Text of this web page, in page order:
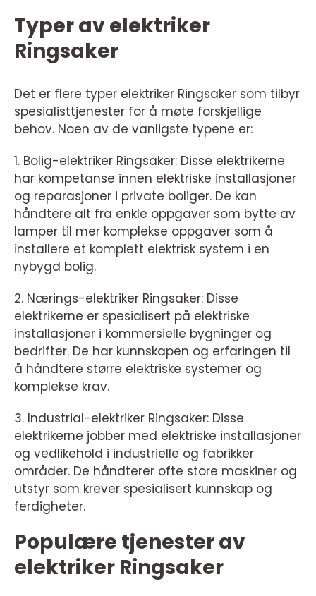
Typer av elektriker
Ringsaker
Det er flere typer elektriker Ringsaker som tilbyr
spesialisttjenester for å møte forskjellige
behov. Noen av de vanligste typene er:
1. Bolig-elektriker Ringsaker: Disse elektrikerne
har kompetanse innen elektriske installasjoner
og reparasjoner i private boliger. De kan
håndtere alt fra enkle oppgaver som bytte av
lamper til mer komplekse oppgaver som å
installere et komplett elektrisk system i en
nybygd bolig.
2. Nærings-elektriker Ringsaker: Disse
elektrikerne er spesialisert på elektriske
installasjoner i kommersielle bygninger og
bedrifter. De har kunnskapen og erfaringen til
å håndtere større elektriske systemer og
komplekse krav.
3. Industrial-elektriker Ringsaker: Disse
elektrikerne jobber med elektriske installasjoner
og vedlikehold i industrielle og fabrikker
områder. De håndterer ofte store maskiner og
utstyr som krever spesialisert kunnskap og
ferdigheter.
Populære tjenester av
elektriker Ringsaker